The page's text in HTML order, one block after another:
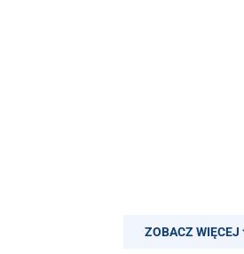
ZOBACZ WIĘCEJ